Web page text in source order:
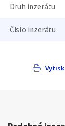
Druh inzerátu
Číslo inzerátu